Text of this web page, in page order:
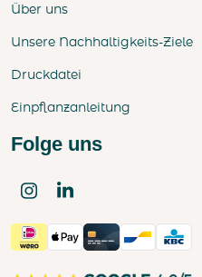
Über uns
Unsere Nachhaltigkeits-Ziele
Druckdatei
Einpflanzanleitung
Folge uns